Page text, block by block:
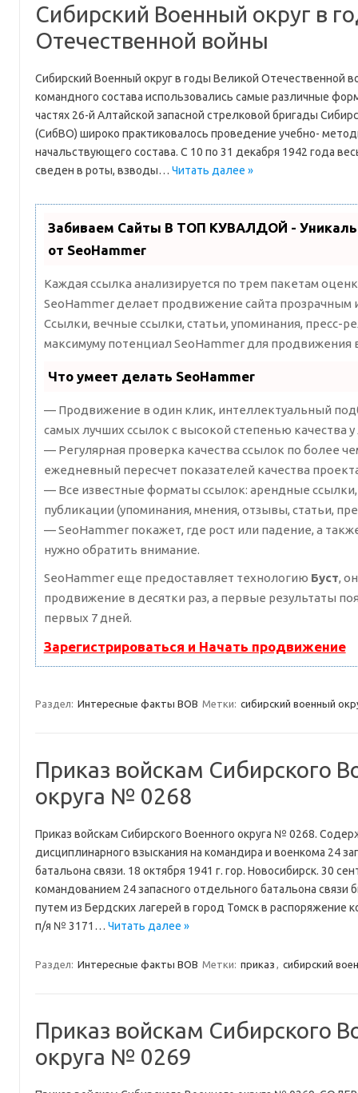
Сибирский Военный округ в
Отечественной войны
Сибирский Военный округ в годы Великой Отечественной
командного состава использовались самые различные
частях 26-й Алтайской запасной стрелковой бригады
(СибВО) широко практиковалось проведение учебно-
начальствующего состава. С 10 по 31 декабря 1942 года
сведен в роты, взводы… Читать далее »
Забиваем Сайты В ТОП КУВАЛДОЙ -
от SeoHammer
Каждая ссылка анализируется по трем пакетам
SeoHammer делает продвижение сайта прозрачным
Ссылки, вечные ссылки, статьи, упоминания, пресс-
максимуму потенциал SeoHammer для продвижения
Что умеет делать SeoHammer
— Продвижение в один клик, интеллектуальный
самых лучших ссылок с высокой степенью качества
— Регулярная проверка качества ссылок по более
ежедневный пересчет показателей качества
— Все известные форматы ссылок: арендные
публикации (упоминания, мнения, отзывы, статьи,
— SeoHammer покажет, где рост или падение, а
нужно обратить внимание.
SeoHammer еще предоставляет технологию Буст,
продвижение в десятки раз, а первые результаты
первых 7 дней.
Зарегистрироваться и Начать продвижение
Раздел: Интересные факты ВОВ Метки: сибирский военный
Приказ войскам Сибирского
округа № 0268
Приказ войскам Сибирского Военного округа № 0268.
дисциплинарного взыскания на командира и военкома 24
батальона связи. 18 октября 1941 г. гор. Новосибирск. 30
командованием 24 запасного отдельного батальона
путем из Бердских лагерей в город Томск в распоряжение
п/я № 3171… Читать далее »
Раздел: Интересные факты ВОВ Метки: приказ , сибирский
Приказ войскам Сибирского
округа № 0269